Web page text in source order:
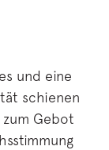
und eine
schienen
Gebot